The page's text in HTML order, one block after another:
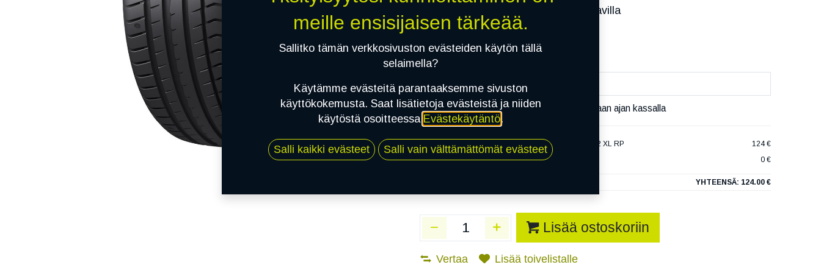
Saatavilla
Toimitusaika:8 arkipäivää
Asennuspalvelu
Mikäli valitset asennuksen, pääset varaamaan ajan kassalla
1 X 215/55R18 99W TRIANGLE EFFEXSPORT TH202 XL RP
124 €
EI ASENNUSTA
0 €
YHTEENSÄ: 124.00 €
Lisää ostoskoriin
Vertaa Lisää toivelistalle
meille ensisijaisen tärkeää.
Sallitko tämän verkkosivuston evästeiden käytön tällä
selaimella?
Käytämme evästeitä parantaaksemme sivuston
käyttökokemusta. Saat lisätietoja evästeistä ja niiden
käytöstä osoitteessa Evästekäytäntö.
Salli kaikki evästeet Salli vain välttämättömät evästeet